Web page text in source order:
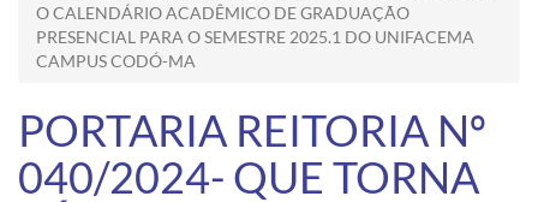
O CALENDÁRIO ACADÊMICO DE GRADUAÇÃO
PRESENCIAL PARA O SEMESTRE 2025.1 DO UNIFACEMA
CAMPUS CODÓ-MA
PORTARIA REITORIA Nº
040/2024- QUE TORNA